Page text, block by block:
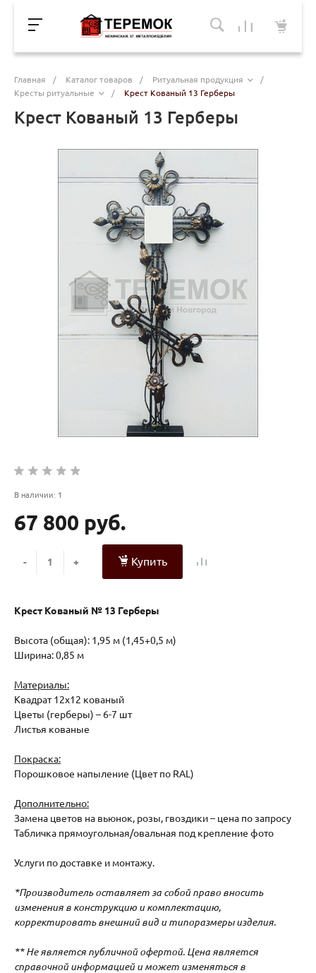
Главная / Каталог товаров / Ритуальная продукция
/
Кресты ритуальные
/ Крест Кованый 13 Герберы
Крест Кованый 13 Герберы
В наличии: 1
67 800 руб.
- + Купить
Крест Кованый № 13 Герберы
Высота (общая): 1,95 м (1,45+0,5 м)
Ширина: 0,85 м
Материалы:
Квадрат 12х12 кованый
Цветы (герберы) – 6-7 шт
Листья кованые
Покраска:
Порошковое напыление (Цвет по RAL)
Дополнительно:
Замена цветов на вьюнок, розы, гвоздики – цена по запросу
Табличка прямоугольная/овальная под крепление фото
Услуги по доставке и монтажу.
*Производитель оставляет за собой право вносить
изменения в конструкцию и комплектацию,
корректировать внешний вид и типоразмеры изделия.
** Не является публичной офертой. Цена является
справочной информацией и может изменяться в